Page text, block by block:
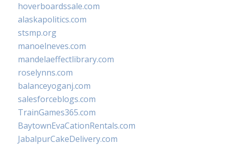
hoverboardssale.com
alaskapolitics.com
stsmp.org
manoelneves.com
mandelaeffectlibrary.com
roselynns.com
balanceyoganj.com
salesforceblogs.com
TrainGames365.com
BaytownEvaCationRentals.com
JabalpurCakeDelivery.com